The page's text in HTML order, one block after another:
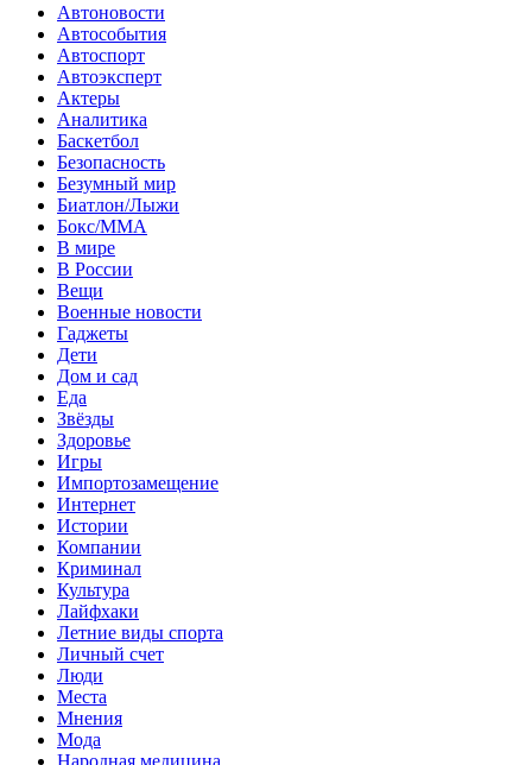
Автоновости
Автособытия
Автоспорт
Автоэксперт
Актеры
Аналитика
Баскетбол
Безопасность
Безумный мир
Биатлон/Лыжи
Бокс/MMA
В мире
В России
Вещи
Военные новости
Гаджеты
Дети
Дом и сад
Еда
Звёзды
Здоровье
Игры
Импортозамещение
Интернет
Истории
Компании
Криминал
Культура
Лайфхаки
Летние виды спорта
Личный счет
Люди
Места
Мнения
Мода
Народная медицина